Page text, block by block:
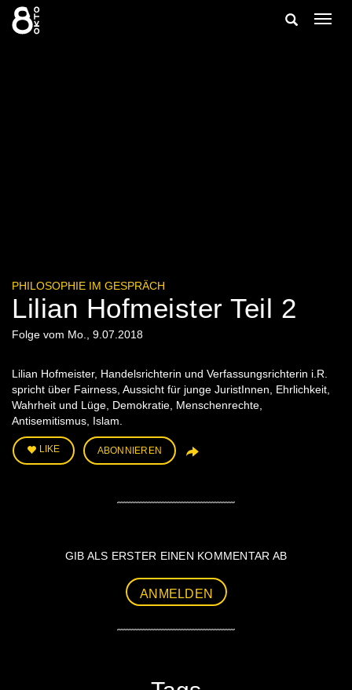
Zum
Inhalt
springen
Suche
PHILOSOPHIE IM GESPRÄCH
Lilian Hofmeister Teil 2
Folge vom Mo., 9.07.2018
Lilian Hofmeister, Handelsrichterin und Verfassungsrichterin i.R.
spricht über Fairness, Aussicht für junge JuristInnen, Ehrlichkeit,
Wahrheit und Lüge, Demokratie, Menschenrechte,
Antisemitismus, Islam.
LIKE ABONNIEREN
GIB ALS ERSTER EINEN KOMMENTAR AB
ANMELDEN